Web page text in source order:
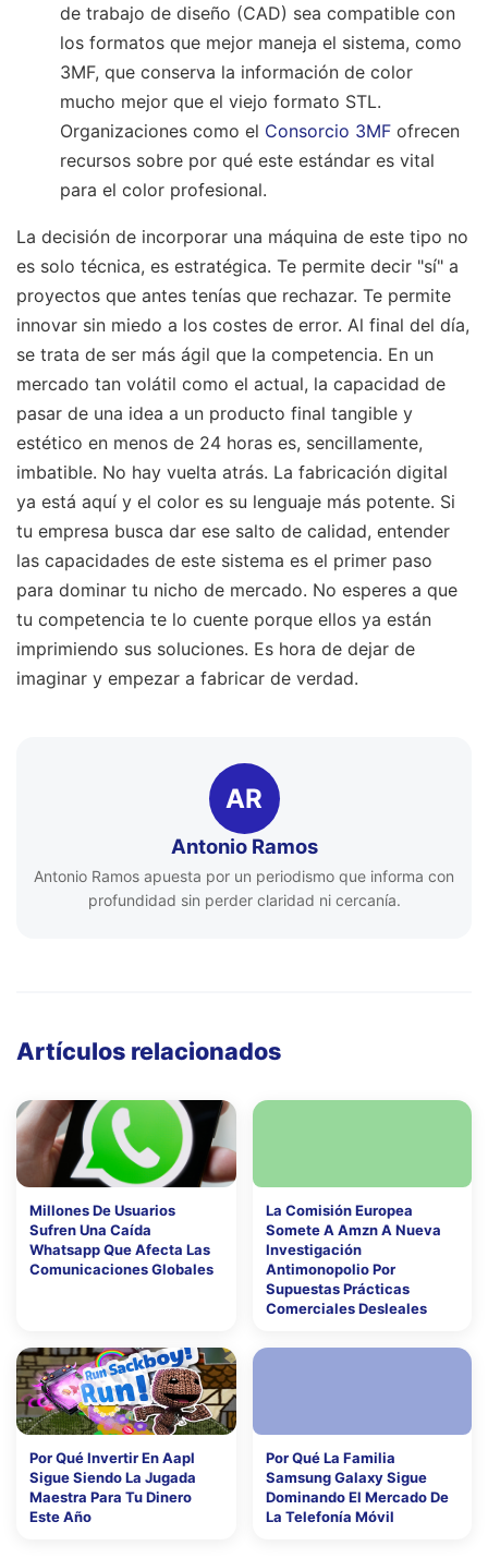
de trabajo de diseño (CAD) sea compatible con
los formatos que mejor maneja el sistema, como
3MF, que conserva la información de color
mucho mejor que el viejo formato STL.
Organizaciones como el Consorcio 3MF ofrecen
recursos sobre por qué este estándar es vital
para el color profesional.
La decisión de incorporar una máquina de este tipo no
es solo técnica, es estratégica. Te permite decir "sí" a
proyectos que antes tenías que rechazar. Te permite
innovar sin miedo a los costes de error. Al final del día,
se trata de ser más ágil que la competencia. En un
mercado tan volátil como el actual, la capacidad de
pasar de una idea a un producto final tangible y
estético en menos de 24 horas es, sencillamente,
imbatible. No hay vuelta atrás. La fabricación digital
ya está aquí y el color es su lenguaje más potente. Si
tu empresa busca dar ese salto de calidad, entender
las capacidades de este sistema es el primer paso
para dominar tu nicho de mercado. No esperes a que
tu competencia te lo cuente porque ellos ya están
imprimiendo sus soluciones. Es hora de dejar de
imaginar y empezar a fabricar de verdad.
AR
Antonio Ramos
Antonio Ramos apuesta por un periodismo que informa con
profundidad sin perder claridad ni cercanía.
Artículos relacionados
Millones De Usuarios
Sufren Una Caída
Whatsapp Que Afecta Las
Comunicaciones Globales
La Comisión Europea
Somete A Amzn A Nueva
Investigación
Antimonopolio Por
Supuestas Prácticas
Comerciales Desleales
Por Qué Invertir En Aapl
Sigue Siendo La Jugada
Maestra Para Tu Dinero
Este Año
Por Qué La Familia
Samsung Galaxy Sigue
Dominando El Mercado De
La Telefonía Móvil